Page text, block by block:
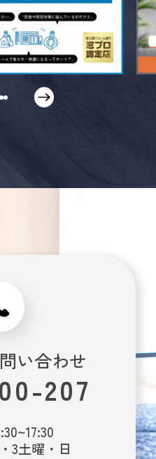
い合わせ
207
3土曜・日